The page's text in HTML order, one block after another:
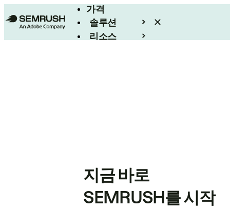
가격
솔루션
리소스
지금 바로
SEMRUSH를 시작